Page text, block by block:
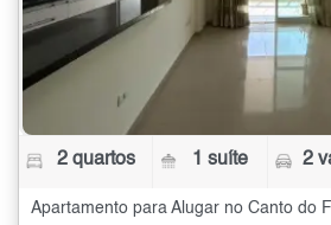
2 quartos 1 suíte 2